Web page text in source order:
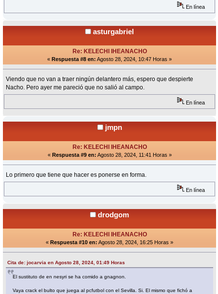
En línea
asturgabriel
Re: KELECHI IHEANACHO
« Respuesta #8 en: Agosto 28, 2024, 10:47 Horas »
Viendo que no van a traer ningún delantero más, espero que despierte
Nacho. Pero ayer me pareció que no salió al campo.
En línea
jmpn
Re: KELECHI IHEANACHO
« Respuesta #9 en: Agosto 28, 2024, 11:41 Horas »
Lo primero que tiene que hacer es ponerse en forma.
En línea
drodgom
Re: KELECHI IHEANACHO
« Respuesta #10 en: Agosto 28, 2024, 16:25 Horas »
Cita de: jocarvia en Agosto 28, 2024, 01:49 Horas
El sustituto de en nesyri se ha comido a gnagnon.
Vaya crack el bulto que juega al pcfutbol con el Sevilla. Si. El mismo que fichó a